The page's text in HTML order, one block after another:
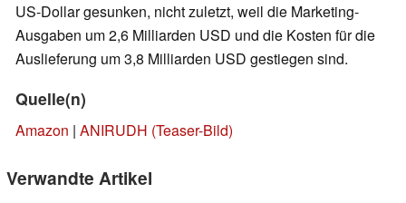
US-Dollar gesunken, nicht zuletzt, weil die Marketing-
Ausgaben um 2,6 Milliarden USD und die Kosten für die
Auslieferung um 3,8 Milliarden USD gestiegen sind.
Quelle(n)
Amazon | ANIRUDH (Teaser-Bild)
Verwandte Artikel